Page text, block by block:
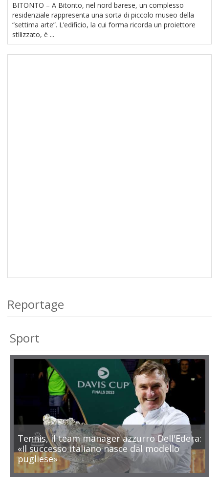
BITONTO – A Bitonto, nel nord barese, un complesso
residenziale rappresenta una sorta di piccolo museo della
“settima arte”. L’edificio, la cui forma ricorda un proiettore
stilizzato, è ...
Reportage
Sport
Tennis, il team manager azzurro Dell'Edera:
«Il successo italiano nasce dal modello
pugliese»